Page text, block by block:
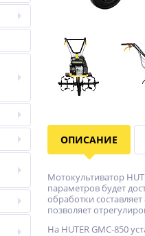
ОПИСАНИЕ
Мотокультиватор
параметров будет
обработки
позволяет
На HUTER GMC-850